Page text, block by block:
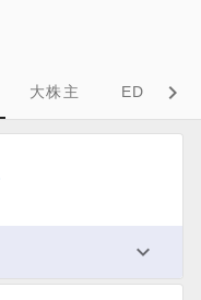
大株主 EDINET